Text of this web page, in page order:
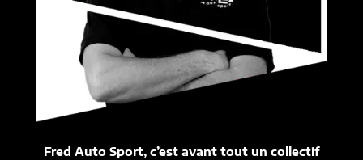
Fred Auto Sport, c’est avant tout un collectif